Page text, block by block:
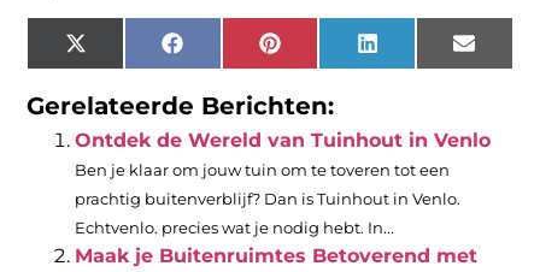
X
(Twitter)
FacebookPinterest LinkedIn Email
Gerelateerde Berichten:
Ontdek de Wereld van Tuinhout in Venlo
Ben je klaar om jouw tuin om te toveren tot een
prachtig buitenverblijf? Dan is Tuinhout in Venlo.
Echtvenlo. precies wat je nodig hebt. In...
Maak je Buitenruimtes Betoverend met